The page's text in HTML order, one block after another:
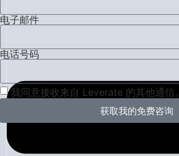
电子邮件
电话号码
我同意接收来自 Leverate 的其他通信。
获取我的免费咨询